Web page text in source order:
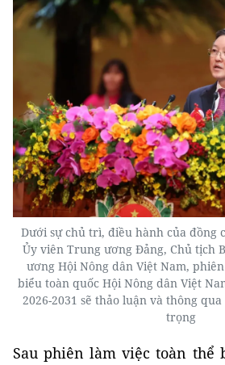
Dưới sự chủ trì, điều hành của đồng
Ủy viên Trung ương Đảng, Chủ tịch
ương Hội Nông dân Việt Nam,
biểu toàn quốc Hội Nông dân Việt
2026-2031 sẽ thảo luận và thông
trọng
Sau phiên làm việc toàn thể